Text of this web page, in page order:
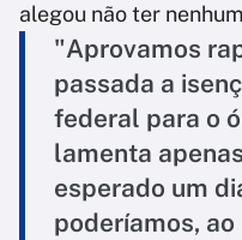
alegou não ter
"Aprovamos
passada a
federal para o
lamenta
esperado um
poderíamos,